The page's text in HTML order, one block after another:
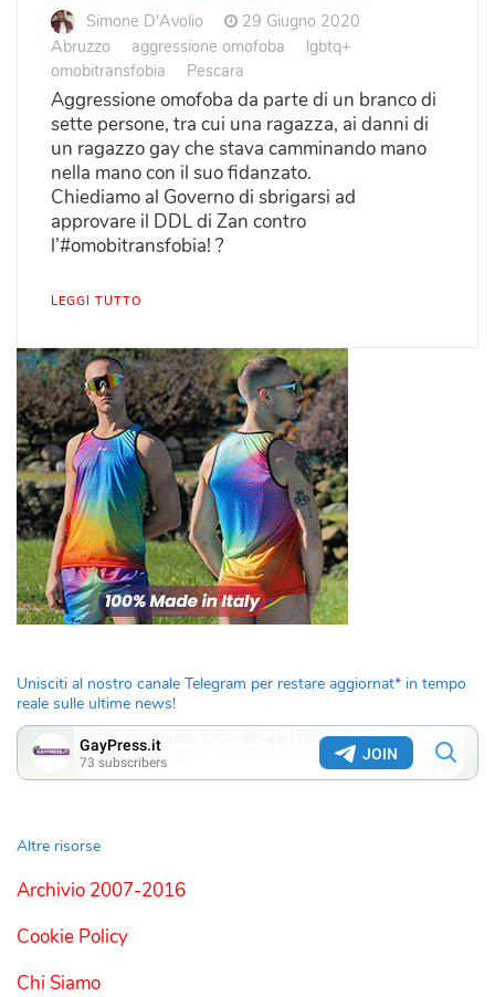
Simone D'Avolio
29 Giugno 2020
Abruzzo
aggressione omofoba
lgbtq+
omobitransfobia
Pescara
Aggressione omofoba da parte di un branco di
sette persone, tra cui una ragazza, ai danni di
un ragazzo gay che stava camminando mano
nella mano con il suo fidanzato.
Chiediamo al Governo di sbrigarsi ad
approvare il DDL di Zan contro
l’#omobitransfobia! ?
LEGGI TUTTO
Unisciti al nostro canale Telegram per restare aggiornat* in tempo
reale sulle ultime news!
Altre risorse
Archivio 2007-2016
Cookie Policy
Chi Siamo